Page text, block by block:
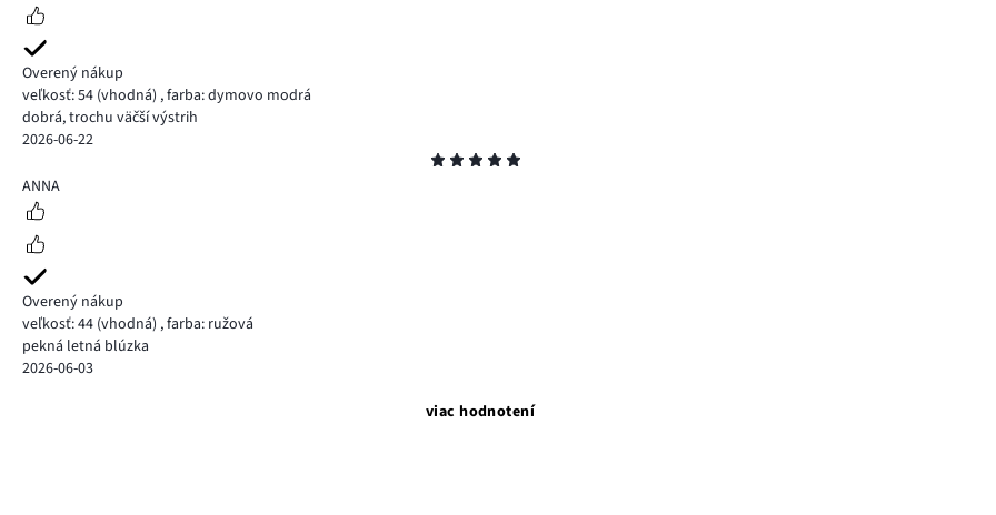
Overený nákup
veľkosť: 54 (vhodná) ,farba: dymovo modrá
dobrá, trochu väčší výstrih
2026-06-22
5
ANNA
Overený nákup
veľkosť: 44 (vhodná) ,farba: ružová
pekná letná blúzka
2026-06-03
viac hodnotení